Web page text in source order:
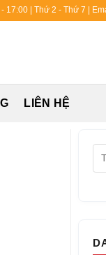
17:00 | Thứ 2 - Thứ 7 |
LIÊN HỆ